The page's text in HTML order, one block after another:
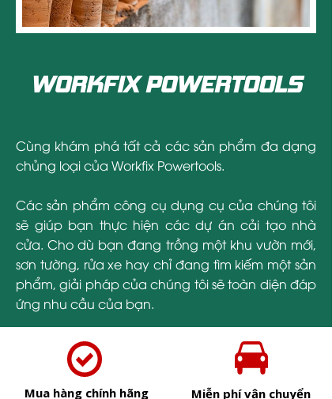
WORKFIX POWERTOOLS
Cùng khám phá tất cả các sản phẩm đa dạng
chủng loại của Workfix Powertools.
Các sản phẩm công cụ dụng cụ của chúng tôi
sẽ giúp bạn thực hiện các dự án cải tạo nhà
cửa. Cho dù bạn đang trồng một khu vườn mới,
sơn tường, rửa xe hay chỉ đang tìm kiếm một sản
phẩm, giải pháp của chúng tôi sẽ toàn diện đáp
ứng nhu cầu của bạn.
Mua hàng chính hãng Miễn phí vận chuyển